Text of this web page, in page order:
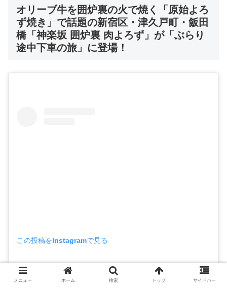
オリーブ牛を囲炉裏の火で焼く「原始よろ
ず焼き」で話題の新宿区・津久戸町・飯田
橋「神楽坂 囲炉裏 肉よろず」 が「ぶらり
途中下車の旅」に登場！
この投稿をInstagramで見る
メニュー ホーム 検索 トップ サイドバー